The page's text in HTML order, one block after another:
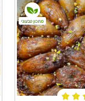
מתכון טבעוני